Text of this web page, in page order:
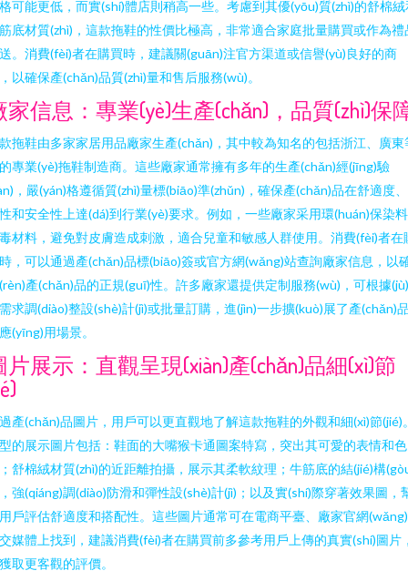
可能更低，而實(shí)體店則稍高一些。考慮到其優(yōu)質(zhì)的舒棉絨
底材質(zhì)，這款拖鞋的性價比極高，非常適合家庭批量購買或作為禮
。消費(fèi)者在購買時，建議關(guān)注官方渠道或信譽(yù)良好的商
以確保產(chǎn)品質(zhì)量和售后服務(wù)。
家信息：專業(yè)生產(chǎn)，品質(zhì)保
拖鞋由多家家居用品廠家生產(chǎn)，其中較為知名的包括浙江、廣東
專業(yè)拖鞋制造商。這些廠家通常擁有多年的生產(chǎn)經(jīng)驗
，嚴(yán)格遵循質(zhì)量標(biāo)準(zhǔn)，確保產(chǎn)品在舒適度
和安全性上達(dá)到行業(yè)要求。例如，一些廠家采用環(huán)保染
材料，避免對皮膚造成刺激，適合兒童和敏感人群使用。消費(fèi)者在
，可以通過產(chǎn)品標(biāo)簽或官方網(wǎng)站查詢廠家信息，以
產(chǎn)品的正規(guī)性。許多廠家還提供定制服務(wù)，可根據
求調(diào)整設(shè)計(jì)或批量訂購，進(jìn)一步擴(kuò)展了產(chǎn)
(yīng)用場景。
片展示：直觀呈現(xiàn)產(chǎn)品細(xì)節
產(chǎn)品圖片，用戶可以更直觀地了解這款拖鞋的外觀和細(xì)節(jié)
的展示圖片包括：鞋面的大嘴猴卡通圖案特寫，突出其可愛的表情和色
舒棉絨材質(zhì)的近距離拍攝，展示其柔軟紋理；牛筋底的結(jié)構
強(qiáng)調(diào)防滑和彈性設(shè)計(jì)；以及實(shí)際穿著效果圖，
戶評估舒適度和搭配性。這些圖片通常可在電商平臺、廠家官網
媒體上找到，建議消費(fèi)者在購買前多參考用戶上傳的真實(shí)圖片
取更客觀的評價。